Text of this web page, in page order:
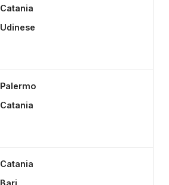
Catania
Udinese
Palermo
Catania
Catania
Bari